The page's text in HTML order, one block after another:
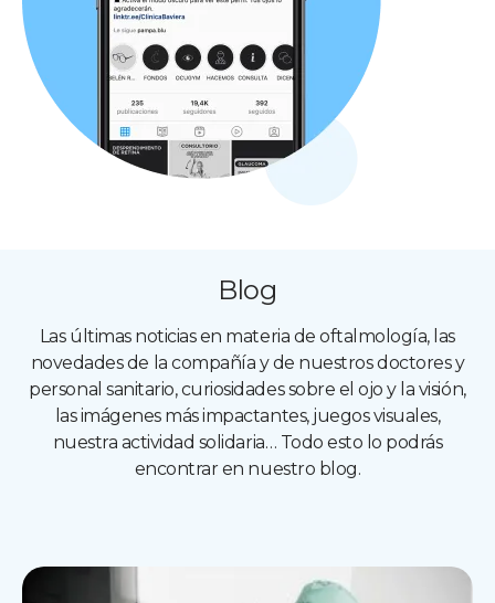
Blog
Las últimas noticias en materia de oftalmología, las
novedades de la compañía y de nuestros doctores y
personal sanitario, curiosidades sobre el ojo y la visión,
las imágenes más impactantes, juegos visuales,
nuestra actividad solidaria… Todo esto lo podrás
encontrar en nuestro blog.